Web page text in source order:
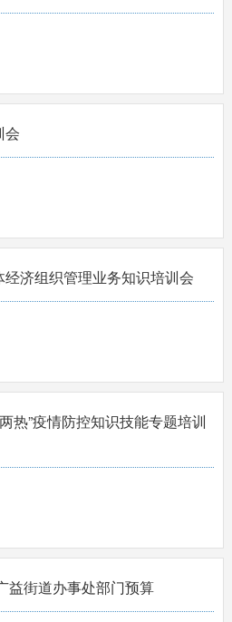
会
济组织管理业务知识培训会
热”疫情防控知识技能专题培训
益街道办事处部门预算